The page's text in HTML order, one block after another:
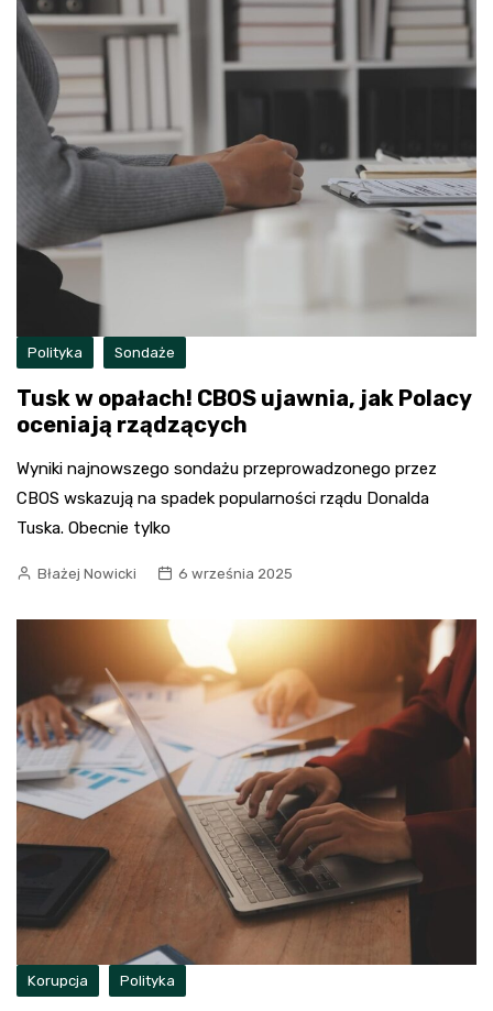
Polityka Sondaże
Tusk w opałach! CBOS ujawnia, jak Polacy
oceniają rządzących
Wyniki najnowszego sondażu przeprowadzonego przez
CBOS wskazują na spadek popularności rządu Donalda
Tuska. Obecnie tylko
Błażej Nowicki 6 września 2025
Korupcja Polityka